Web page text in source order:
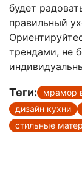
будет
правильный
трендами, не
Теги: мрамор
дизайн кухни
стильные